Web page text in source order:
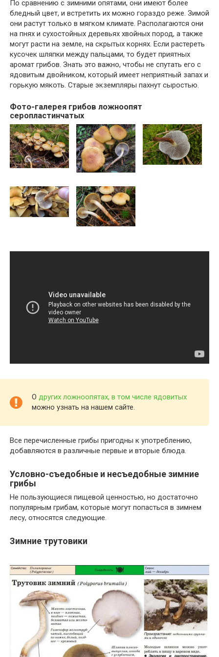
По сравнению с зимними опятами, они имеют более
бледный цвет, и встретить их можно гораздо реже. Зимой
они растут только в мягком климате. Располагаются они
на пнях и сухостойных деревьях хвойных пород, а также
могут расти на земле, на скрытых корнях. Если растереть
кусочек шляпки между пальцами, то будет приятных
аромат грибов. Знать это важно, чтобы не спутать его с
ядовитым двойником, который имеет неприятный запах и
горькую мякоть. Старые экземпляры пахнут сыростью.
Фото-галерея грибов ложноопят
серопластинчатых
О других ложноопятах, в том числе ядовитых
можно узнать на нашем сайте.
Все перечисленные грибы пригодны к употреблению,
добавляются в различные первые и вторые блюда.
Условно-съедобные и несъедобные зимние
грибы
Не пользующиеся пищевой ценностью, но достаточно
популярным грибам, которые могут попасться в зимнем
лесу, относятся следующие.
Зимние трутовики